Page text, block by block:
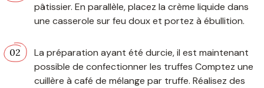
pâtissier. En parallèle, placez la crème liquide dans
une casserole sur feu doux et portez à ébullition.
La préparation ayant été durcie, il est maintenant
possible de confectionner les truffes Comptez une
cuillère à café de mélange par truffe. Réalisez des